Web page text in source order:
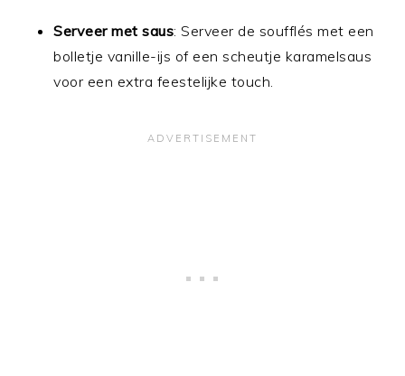
Serveer met saus: Serveer de soufflés met een
bolletje vanille-ijs of een scheutje karamelsaus
voor een extra feestelijke touch.